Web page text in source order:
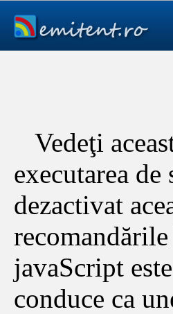
Vedeţi
executarea
dezactivat
javaScript
conduce ca